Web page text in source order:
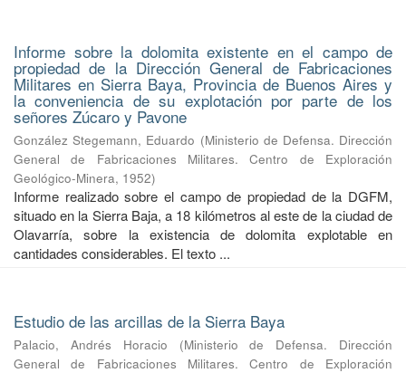
Informe sobre la dolomita existente en el campo de
propiedad de la Dirección General de Fabricaciones
Militares en Sierra Baya, Provincia de Buenos Aires y
la conveniencia de su explotación por parte de los
señores Zúcaro y Pavone
González Stegemann, Eduardo (Ministerio de Defensa. Dirección
General de Fabricaciones Militares. Centro de Exploración
Geológico-Minera, 1952)
Informe realizado sobre el campo de propiedad de la DGFM,
situado en la Sierra Baja, a 18 kilómetros al este de la ciudad de
Olavarría, sobre la existencia de dolomita explotable en
cantidades considerables. El texto ...
Estudio de las arcillas de la Sierra Baya
Palacio, Andrés Horacio (Ministerio de Defensa. Dirección
General de Fabricaciones Militares. Centro de Exploración